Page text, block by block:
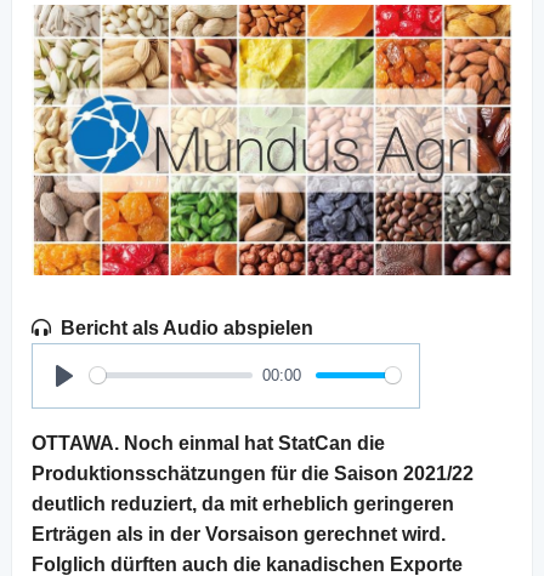
Bericht als Audio abspielen
Play
00:00
OTTAWA. Noch einmal hat StatCan die
Produktionsschätzungen für die Saison 2021/22
deutlich reduziert, da mit erheblich geringeren
Erträgen als in der Vorsaison gerechnet wird.
Folglich dürften auch die kanadischen Exporte